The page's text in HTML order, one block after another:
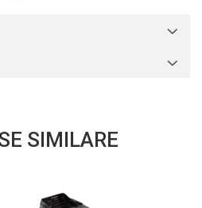
SIMILARE